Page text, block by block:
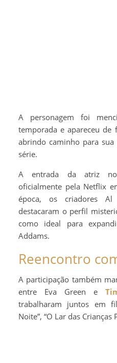
A personagem foi
temporada e apareceu de
abrindo caminho para
série.
A entrada da atriz
oficialmente pela Netflix
época, os criadores
destacaram o perfil
como ideal para
Addams.
Reencontro
A participação também
entre Eva Green e
trabalharam juntos em
Noite”, “O Lar das Crianças